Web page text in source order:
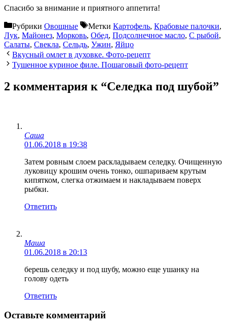
Спасибо за внимание и приятного аппетита!
Рубрики Овощные Метки Картофель, Крабовые палочки,
Лук, Майонез, Морковь, Обед, Подсолнечное масло, С рыбой,
Салаты, Свекла, Сельдь, Ужин, Яйцо
Вкусный омлет в духовке. Фото-рецепт
Тушенное куриное филе. Пошаговый фото-рецепт
2 комментария к “Селедка под шубой”
Саша
01.06.2018 в 19:38
Затем ровным слоем раскладываем селедку. Очищенную
луковицу крошим очень тонко, ошпариваем крутым
кипятком, слегка отжимаем и накладываем поверх
рыбки.
Ответить
Маша
01.06.2018 в 20:13
берешь селедку и под шубу, можно еще ушанку на
голову одеть
Ответить
Оставьте комментарий